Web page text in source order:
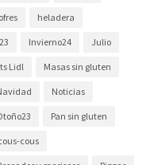
heladera
Invierno24 Julio
Lidl Masas sin gluten
Noticias
Pan sin gluten
cous